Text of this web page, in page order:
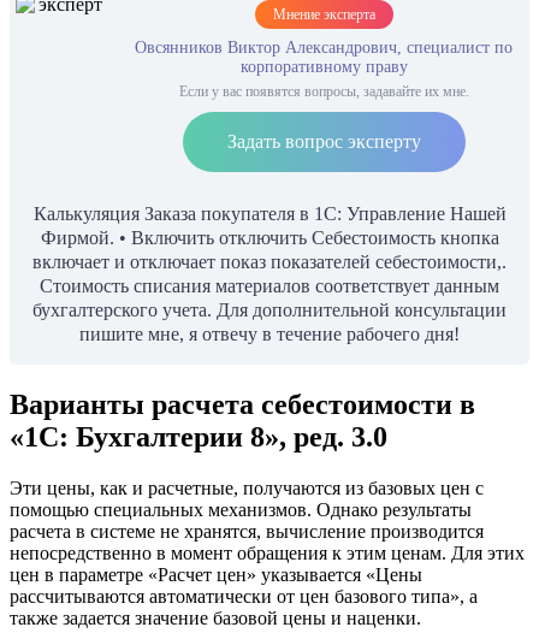
Мнение эксперта
Овсянников Виктор Александрович, специалист по
корпоративному праву
Если у вас появятся вопросы, задавайте их мне.
Задать вопрос эксперту
Калькуляция Заказа покупателя в 1С: Управление Нашей
Фирмой. • Включить отключить Себестоимость кнопка
включает и отключает показ показателей себестоимости,.
Стоимость списания материалов соответствует данным
бухгалтерского учета. Для дополнительной консультации
пишите мне, я отвечу в течение рабочего дня!
Варианты расчета себестоимости в
«1С: Бухгалтерии 8», ред. 3.0
Эти цены, как и расчетные, получаются из базовых цен с
помощью специальных механизмов. Однако результаты
расчета в системе не хранятся, вычисление производится
непосредственно в момент обращения к этим ценам. Для этих
цен в параметре «Расчет цен» указывается «Цены
рассчитываются автоматически от цен базового типа», а
также задается значение базовой цены и наценки.